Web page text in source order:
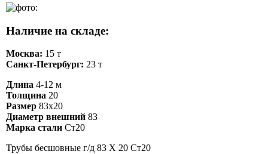
Наличие на складе:
Москва: 15 т
Санкт-Петербург: 23 т
Длина 4-12 м
Толщина 20
Размер 83х20
Диаметр внешний 83
Марка стали Ст20
Трубы бесшовные г/д 83 Х 20 Ст20